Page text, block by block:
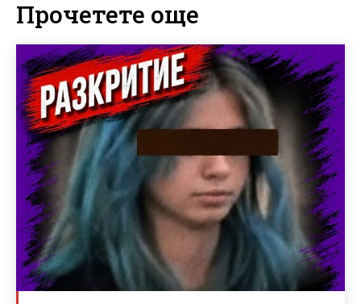
Прочетете още